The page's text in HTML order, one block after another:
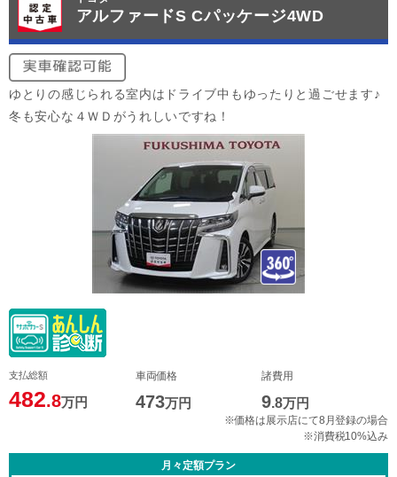
アルファードS Cパッケージ4WD
ゆとりの感じられる室内はドライブ中もゆったりと過ごせます♪
冬も安心な４ＷＤがうれしいですね！
支払総額
482.8万円
車両価格
473万円
諸費用
9.8万円
※価格は展示店にて8月登録の場合
※消費税10%込み
月々定額プラン